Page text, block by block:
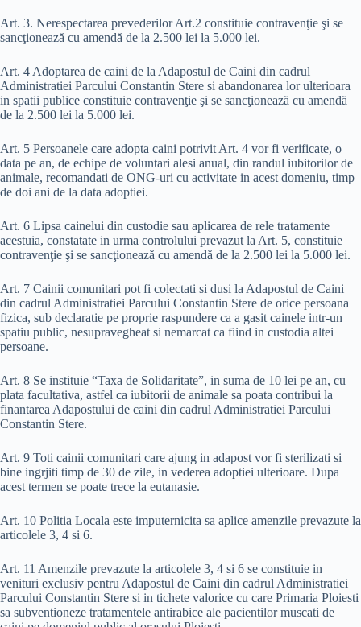
Art. 3. Nerespectarea prevederilor Art.2 constituie contravenţie şi se
sancţionează cu amendă de la 2.500 lei la 5.000 lei.
Art. 4 Adoptarea de caini de la Adapostul de Caini din cadrul
Administratiei Parcului Constantin Stere si abandonarea lor ulterioara
in spatii publice constituie contravenţie şi se sancţionează cu amendă
de la 2.500 lei la 5.000 lei.
Art. 5 Persoanele care adopta caini potrivit Art. 4 vor fi verificate, o
data pe an, de echipe de voluntari alesi anual, din randul iubitorilor de
animale, recomandati de ONG-uri cu activitate in acest domeniu, timp
de doi ani de la data adoptiei.
Art. 6 Lipsa cainelui din custodie sau aplicarea de rele tratamente
acestuia, constatate in urma controlului prevazut la Art. 5, constituie
contravenţie şi se sancţionează cu amendă de la 2.500 lei la 5.000 lei.
Art. 7 Cainii comunitari pot fi colectati si dusi la Adapostul de Caini
din cadrul Administratiei Parcului Constantin Stere de orice persoana
fizica, sub declaratie pe proprie raspundere ca a gasit cainele intr-un
spatiu public, nesupravegheat si nemarcat ca fiind in custodia altei
persoane.
Art. 8 Se instituie “Taxa de Solidaritate”, in suma de 10 lei pe an, cu
plata facultativa, astfel ca iubitorii de animale sa poata contribui la
finantarea Adapostului de caini din cadrul Administratiei Parcului
Constantin Stere.
Art. 9 Toti cainii comunitari care ajung in adapost vor fi sterilizati si
bine ingrjiti timp de 30 de zile, in vederea adoptiei ulterioare. Dupa
acest termen se poate trece la eutanasie.
Art. 10 Politia Locala este imputernicita sa aplice amenzile prevazute la
articolele 3, 4 si 6.
Art. 11 Amenzile prevazute la articolele 3, 4 si 6 se constituie in
venituri exclusiv pentru Adapostul de Caini din cadrul Administratiei
Parcului Constantin Stere si in tichete valorice cu care Primaria Ploiesti
sa subventioneze tratamentele antirabice ale pacientilor muscati de